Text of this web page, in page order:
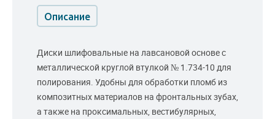
Описание
Диски шлифовальные на лавсановой основе с
металлической круглой втулкой № 1.734-10 для
полирования. Удобны для обработки пломб из
композитных материалов на фронтальных зубах,
а также на проксимальных, вестибулярных,